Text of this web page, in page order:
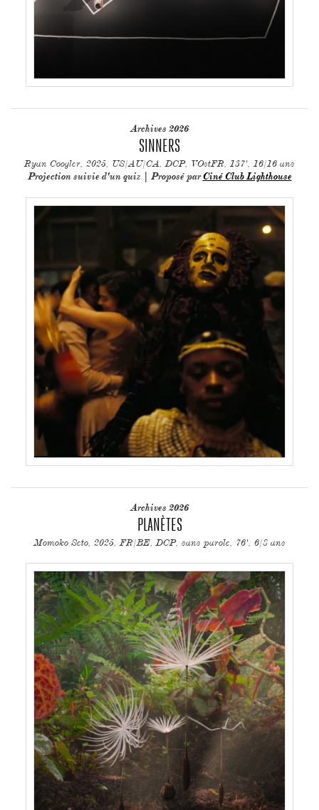
Archives 2026
SINNERS
Ryan Coogler, 2025, US/AU/CA, DCP, VOstFR, 137', 16/16 ans
Projection suivie d'un quiz | Proposé parCiné Club Lighthouse
Archives 2026
PLANÈTES
Momoko Seto, 2025, FR/BE, DCP, sans parole, 76', 6/8 ans